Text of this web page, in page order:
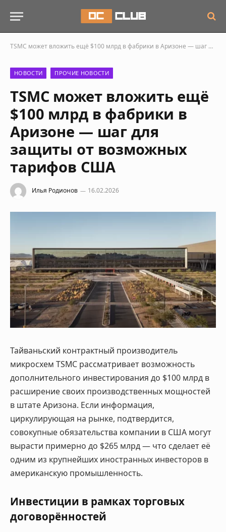
TSMC может вложить ещё $100 млрд в фабрики в Аризоне — шаг для защиты от возможных тарифов США
НОВОСТИ ПРОЧИЕ НОВОСТИ
TSMC может вложить ещё
$100 млрд в фабрики в
Аризоне — шаг для
защиты от возможных
тарифов США
Илья Родионов 16.02.2026
Тайваньский контрактный производитель
микросхем TSMC рассматривает возможность
дополнительного инвестирования до $100 млрд в
расширение своих производственных мощностей
в штате Аризона. Если информация,
циркулирующая на рынке, подтвердится,
совокупные обязательства компании в США могут
вырасти примерно до $265 млрд — что сделает её
одним из крупнейших иностранных инвесторов в
американскую промышленность.
Инвестиции в рамках торговых
договорённостей